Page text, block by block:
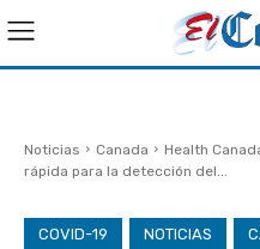
Noticias Canada
Health
rápida para la detección del...
COVID-19 NOTICIAS